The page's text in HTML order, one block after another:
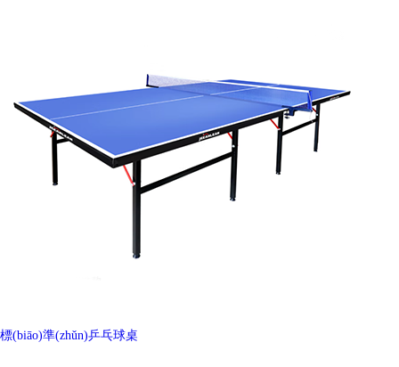
標(biāo)準(zhǔn)乒乓球桌